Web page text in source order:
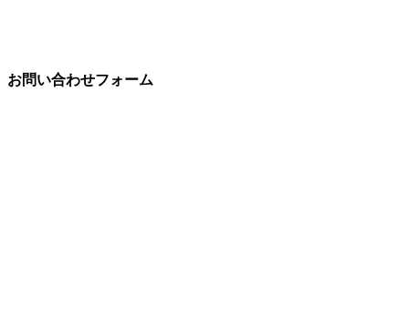
お問い合わせフォーム